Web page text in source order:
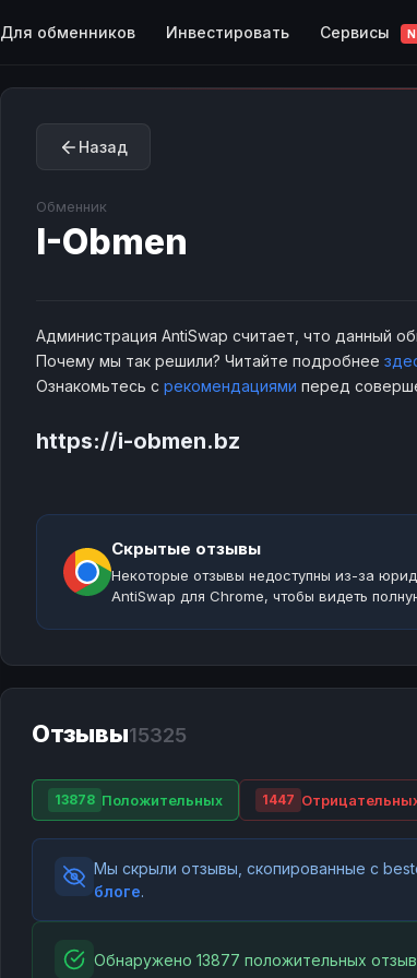
Для обменников Инвестировать Сервисы
Назад
Обменник
I-Obmen
Администрация AntiSwap считает, что данный
Почему мы так решили? Читайте подробнее
Ознакомьтесь с рекомендациями перед
https://i-obmen.bz
Скрытые отзывы
Некоторые отзывы недоступны из-за
AntiSwap для Chrome, чтобы видеть
Отзывы15325
13878 Положительных 1447
Мы скрыли отзывы, скопированные с
блоге.
Обнаружено 13877 положительных